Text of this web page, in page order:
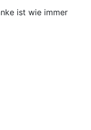
ist wie immer